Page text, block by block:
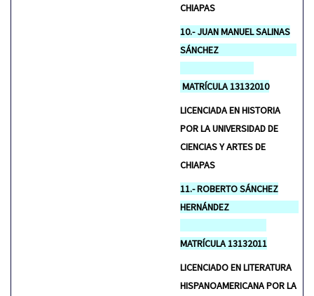
CHIAPAS
10.- JUAN MANUEL SALINAS
SÁNCHEZ
MATRÍCULA 13132010
LICENCIADA EN HISTORIA
POR LA UNIVERSIDAD DE
CIENCIAS Y ARTES DE
CHIAPAS
11.- ROBERTO SÁNCHEZ
HERNÁNDEZ
MATRÍCULA 13132011
LICENCIADO EN LITERATURA
HISPANOAMERICANA POR LA